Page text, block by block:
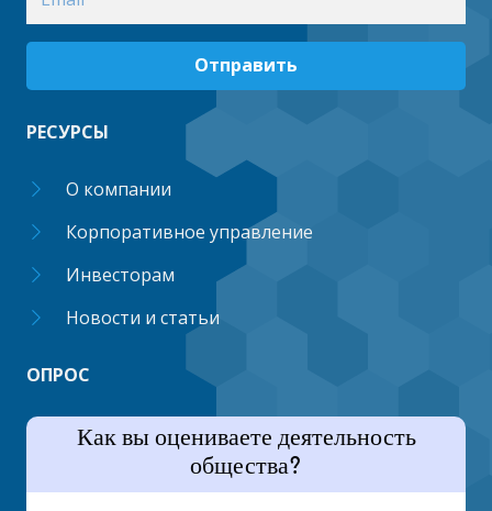
Отправить
РЕСУРСЫ
О компании
Корпоративное управление
Инвесторам
Новости и статьи
ОПРОС
Как вы оцениваете деятельность
общества?